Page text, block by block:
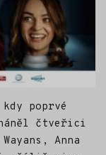
poprvé
čtveřici
Anna